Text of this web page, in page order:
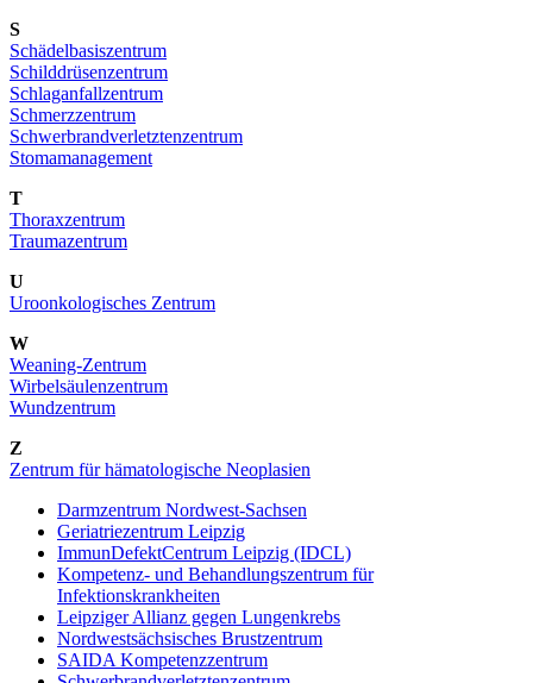
S
Schädelbasiszentrum
Schilddrüsenzentrum
Schlaganfallzentrum
Schmerzzentrum
Schwerbrandverletztenzentrum
Stomamanagement
T
Thoraxzentrum
Traumazentrum
U
Uroonkologisches Zentrum
W
Weaning-Zentrum
Wirbelsäulenzentrum
Wundzentrum
Z
Zentrum für hämatologische Neoplasien
Darmzentrum Nordwest-Sachsen
Geriatriezentrum Leipzig
ImmunDefektCentrum Leipzig (IDCL)
Kompetenz- und Behandlungszentrum für
Infektionskrankheiten
Leipziger Allianz gegen Lungenkrebs
Nordwestsächsisches Brustzentrum
SAIDA Kompetenzzentrum